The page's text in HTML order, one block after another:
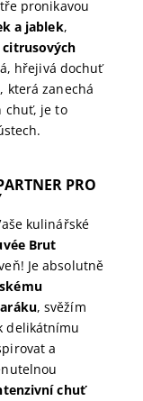
pronikavou
a jablek,
citrusových
hřejivá dochuť
, která zanechá
chuť, je to
PRO
kulinářské
Brut
Je absolutně
, svěžím
delikátnímu
a
chuť